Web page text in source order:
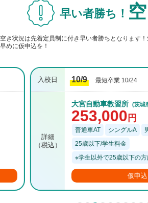
早い者勝ち！
空き状況は先着定員制に付き早い者勝ちとなります
早めに仮申込を！
10/9 最短卒業 10/24
大宮自動車教習所 (茨城県)
普通車AT シングルA 男
25歳以下/学生料金
※学生以外で25歳以下の方
253,000円
仮申込